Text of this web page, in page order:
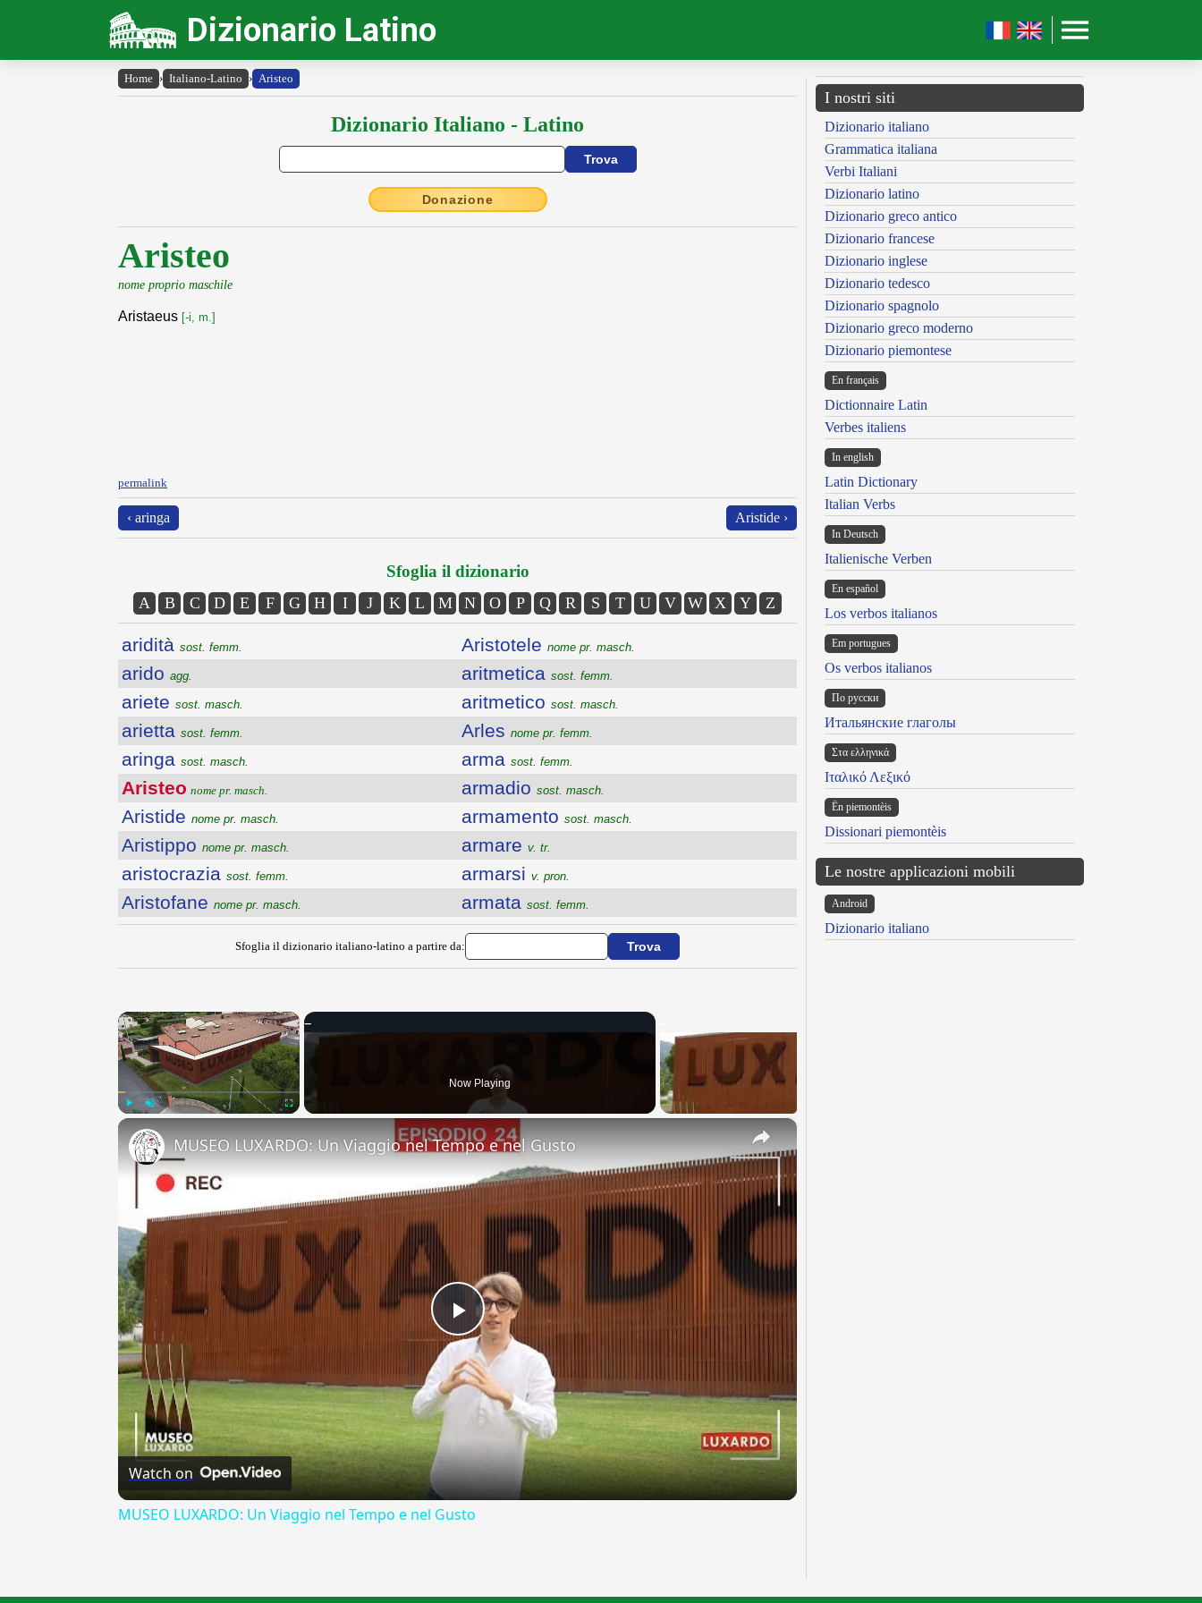
Dizionario Latino
Home › Italiano-Latino › Aristeo
Dizionario Italiano - Latino
Donazione
Aristeo
nome proprio maschile
Aristaeus [-i, m.]
permalink
‹ aringa Aristide ›
Sfoglia il dizionario
A B C D E F G H I J K L M N O P Q R S T U V W X Y Z
aridità sost. femm.
arido agg.
ariete sost. masch.
arietta sost. femm.
aringa sost. masch.
Aristeo nome pr. masch.
Aristide nome pr. masch.
Aristippo nome pr. masch.
aristocrazia sost. femm.
Aristofane nome pr. masch.
Aristotele nome pr. masch.
aritmetica sost. femm.
aritmetico sost. masch.
Arles nome pr. femm.
arma sost. femm.
armadio sost. masch.
armamento sost. masch.
armare v. tr.
armarsi v. pron.
armata sost. femm.
Sfoglia il dizionario italiano-latino a partire da:
×
Now Playing
×
Play
Video
MUSEO LUXARDO: Un Viaggio nel Tempo e nel Gusto
Watch on
MUSEO LUXARDO: Un Viaggio nel Tempo e nel Gusto
I nostri siti
Dizionario italiano
Grammatica italiana
Verbi Italiani
Dizionario latino
Dizionario greco antico
Dizionario francese
Dizionario inglese
Dizionario tedesco
Dizionario spagnolo
Dizionario greco moderno
Dizionario piemontese
En français
Dictionnaire Latin
Verbes italiens
In english
Latin Dictionary
Italian Verbs
In Deutsch
Italienische Verben
En español
Los verbos italianos
Em portugues
Os verbos italianos
По русски
Итальянские глаголы
Στα ελληνικά
Ιταλικό Λεξικό
Ën piemontèis
Dissionari piemontèis
Le nostre applicazioni mobili
Android
Dizionario italiano